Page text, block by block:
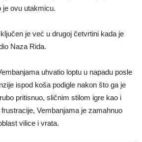
je ovu utakmicu.
je već u drugoj četvrtini kada je
Naza Rida.
uhvatio loptu u napadu posle
ispod koša podigle nakon što ga je
pritisnuo, sličnim stilom igre kao i
Vembanjama je zamahnuo
vilice i vrata.